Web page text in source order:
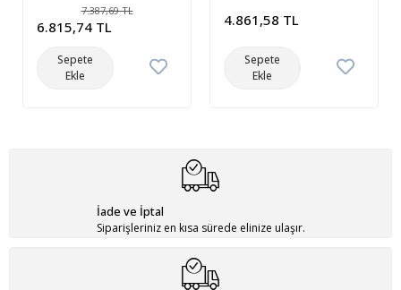
7.387,69 TL
6.815,74 TL
Sepete
Ekle
RİBON
4.861,58 TL
Sepete
Ekle
İade ve İptal
Siparişleriniz en kısa sürede elinize ulaşır.